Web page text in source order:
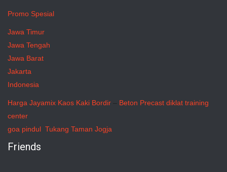
Promo Spesial
Jawa Timur
Jawa Tengah
Jawa Barat
Jakarta
Indonesia
Harga Jayamix Kaos Kaki Bordir – Beton Precast diklat training
center
goa pindul Tukang Taman Jogja
Friends